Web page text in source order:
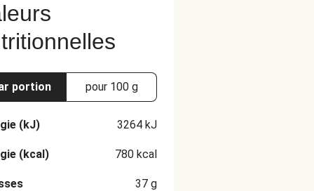
portion pour 100 g
(kJ) 3264 kJ
(kcal) 780 kcal
37 g